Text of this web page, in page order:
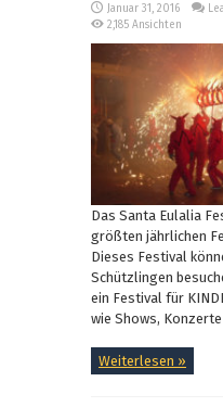
Januar 31, 2016
2,185 Ansichten
Das Santa Eulalia
größten jährlichen
Dieses Festival
Schützlingen
ein Festival für
wie Shows, Konzerte
Weiterlesen »